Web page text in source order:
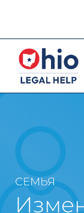
main
content
СЕМЬЯ